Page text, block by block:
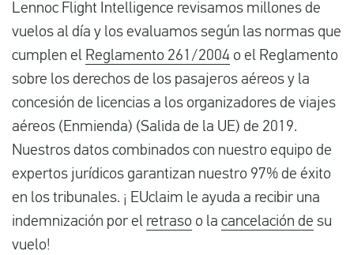
Lennoc Flight Intelligence revisamos millones de
vuelos al día y los evaluamos según las normas que
cumplen el Reglamento 261/2004 o el Reglamento
sobre los derechos de los pasajeros aéreos y la
concesión de licencias a los organizadores de viajes
aéreos (Enmienda) (Salida de la UE) de 2019.
Nuestros datos combinados con nuestro equipo de
expertos jurídicos garantizan nuestro 97% de éxito
en los tribunales. ¡ EUclaim le ayuda a recibir una
indemnización por el retraso o la cancelación de su
vuelo!